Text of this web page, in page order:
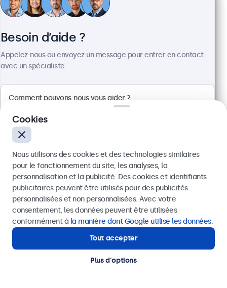
Écran Tactile 10 Pouces
100+ pièces en stock
Écran tactile Full HD multipoint
Entrées : HDMI, DisplayPort, USB-C, VGA
Installation : murale, bureau
Dimensions : 242 x 169 x 34 mm
349,00 €
418,80 € TTC
Voir
Ajouter au panier
Besoin d’aide ?
Appelez-nous ou envoyez un message pour entrer en contact
avec un spécialiste.
Envoyer
Ou appelez-nous au01 79 97 48 02
Contactez nos spécialistes.
Cookies
Nous utilisons des cookies et des technologies similaires
pour le fonctionnement du site, les analyses, la
personnalisation et la publicité. Des cookies et identifiants
publicitaires peuvent être utilisés pour des publicités
personnalisées et non personnalisées. Avec votre
consentement, les données peuvent être utilisées
conformément à la manière dont Google utilise les données.
Tout accepter
Plus d'options